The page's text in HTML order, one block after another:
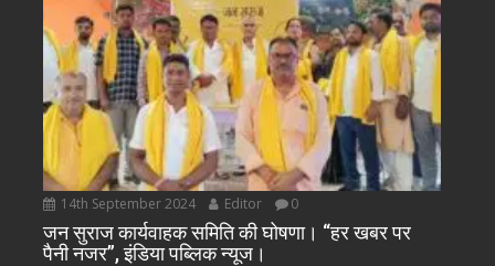
14th September 2024 Editor 0
जन सुराज कार्यवाहक समिति की घोषणा। “हर खबर पर
पैनी नजर”, इंडिया पब्लिक न्यूज।